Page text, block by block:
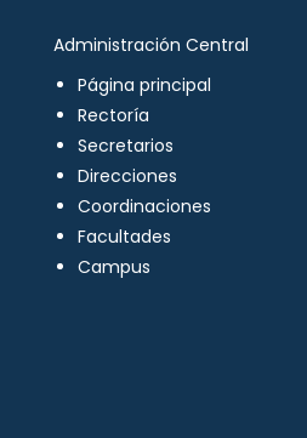
Administración Central
Página principal
Rectoría
Secretarios
Direcciones
Coordinaciones
Facultades
Campus